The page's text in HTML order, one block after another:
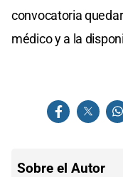
convocatoria
médico y a la
Sobre el Autor